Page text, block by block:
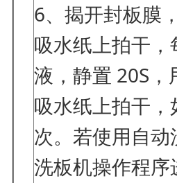
6、揭开封板膜
吸水纸上拍干
液，静置 20S，
吸水纸上拍干，
次。若使用自
洗板机操作程